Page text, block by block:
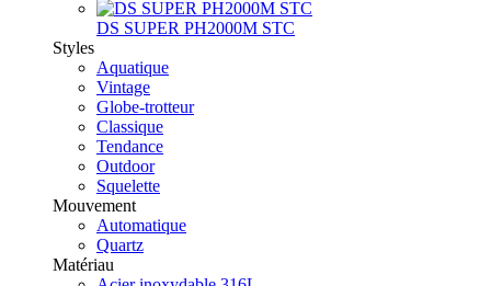
DS SUPER PH2000M STC
Styles
Aquatique
Vintage
Globe-trotteur
Classique
Tendance
Outdoor
Squelette
Mouvement
Automatique
Quartz
Matériau